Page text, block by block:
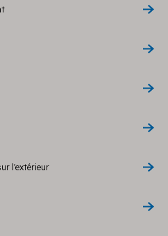
l'extérieur